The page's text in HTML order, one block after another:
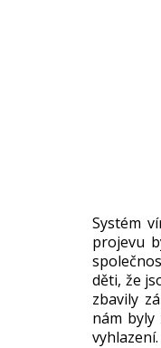
Systém
projevu
spole
děti, že
zbavily
nám byly